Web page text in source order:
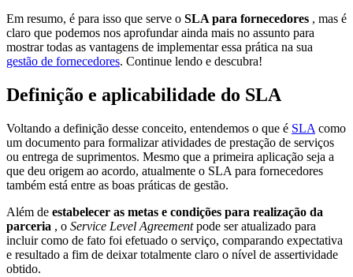
Em resumo, é para isso que serve o SLA para fornecedores , mas é
claro que podemos nos aprofundar ainda mais no assunto para
mostrar todas as vantagens de implementar essa prática na sua
gestão de fornecedores. Continue lendo e descubra!
Definição e aplicabilidade do SLA
Voltando a definição desse conceito, entendemos o que é SLA como
um documento para formalizar atividades de prestação de serviços
ou entrega de suprimentos. Mesmo que a primeira aplicação seja a
que deu origem ao acordo, atualmente o SLA para fornecedores
também está entre as boas práticas de gestão.
Além de estabelecer as metas e condições para realização da
parceria , o Service Level Agreementpode ser atualizado para
incluir como de fato foi efetuado o serviço, comparando expectativa
e resultado a fim de deixar totalmente claro o nível de assertividade
obtido.